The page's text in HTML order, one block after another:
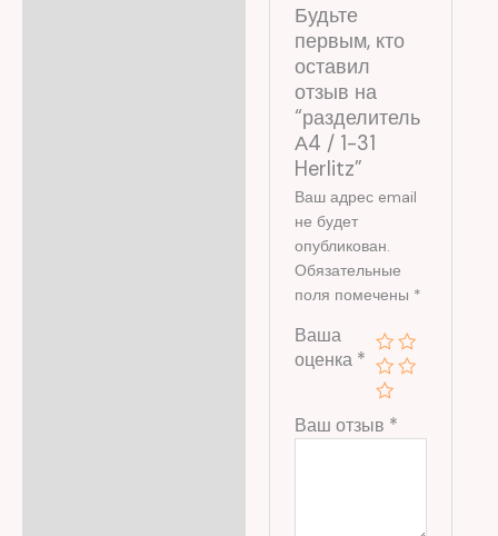
Будьте
первым, кто
оставил
отзыв на
“разделитель
А4 / 1-31
Herlitz”
Ваш адрес email
не будет
опубликован.
Обязательные
поля помечены *
Ваша
оценка *
Ваш отзыв *